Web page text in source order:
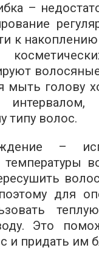
–
к накоплению
мыть голову
типу волос.
–
температуры
для
Это
и придать им